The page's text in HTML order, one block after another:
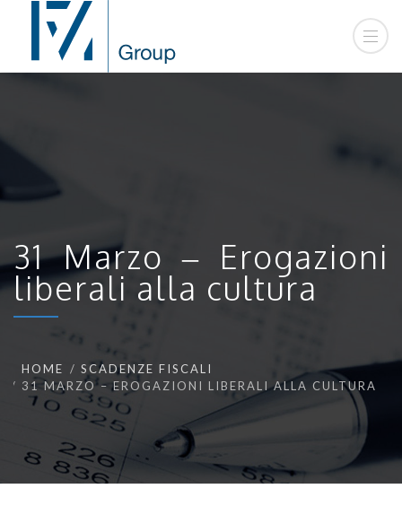
31 Marzo – Erogazioni
liberali alla cultura
HOME
SCADENZE FISCALI
31 MARZO – EROGAZIONI LIBERALI ALLA CULTURA